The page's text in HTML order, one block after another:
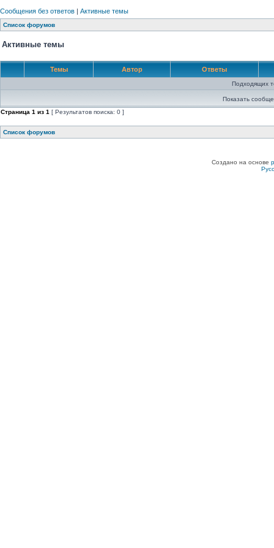
Сообщения без ответов | Активные темы
Список форумов
Активные темы
Темы Автор Ответы
Подходящих
Показать
Страница 1 из 1 [ Результатов поиска: 0 ]
Список форумов
Создано на основе